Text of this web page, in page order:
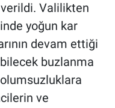
Valilikten
yoğun kar
devam ettiği
buzlanma
ve